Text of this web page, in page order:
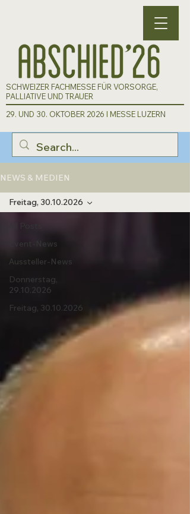
SCHWEIZER FACHMESSE FÜR VORSORGE,
PALLIATIVE UND TRAUER
29. UND 30. OKTOBER 2026 I MESSE LUZERN
NEWS & MEDIEN
Event-News
Aussteller-News
Donnerstag,
29.10.2026
Freitag, 30.10.2026
Freitag, 30.10.2026